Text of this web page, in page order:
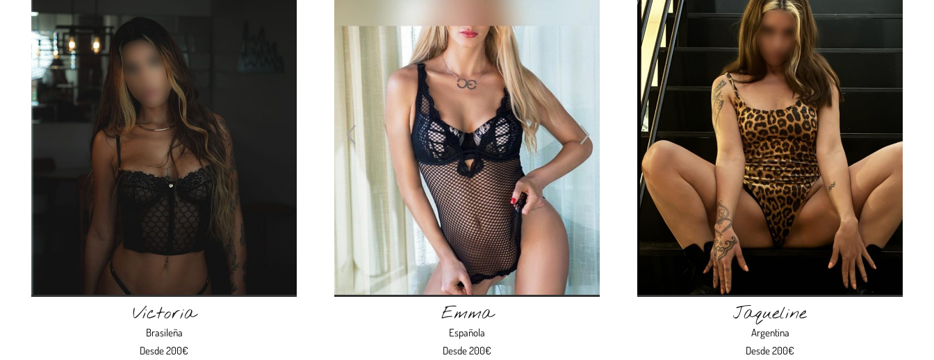
Victoria
Brasileña
Desde 200€
Emma
Española
Desde 200€
Jaqueline
Argentina
Desde 200€